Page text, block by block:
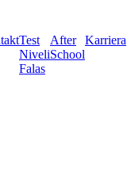
Test
Niveli
Falas
After
School
Karriera